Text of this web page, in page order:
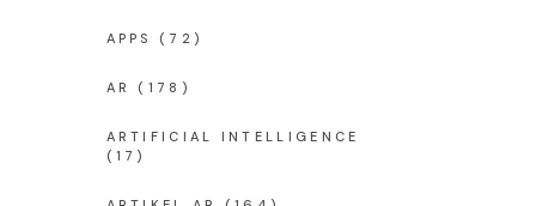
APPS (72)
AR (178)
ARTIFICIAL INTELLIGENCE
(17)